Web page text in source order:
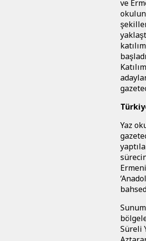
ve
Yaz
Süreli